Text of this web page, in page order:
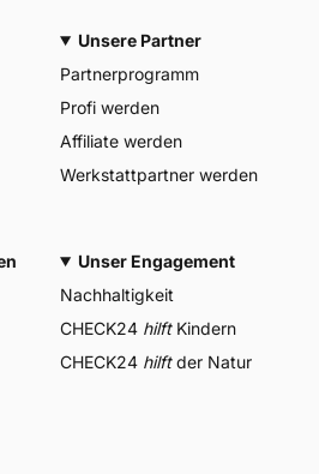
Unsere Partner
Partnerprogramm
Profi werden
Affiliate werden
Werkstattpartner werden
Unser Engagement
Nachhaltigkeit
CHECK24 hilftKindern
CHECK24 hilftder Natur